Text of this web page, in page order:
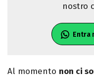
nostro
Entra
Al momento non ci